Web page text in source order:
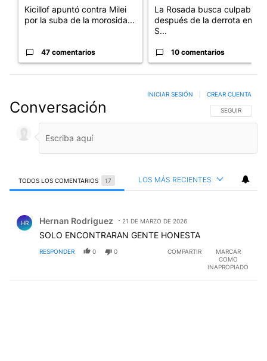
Kicillof apuntó contra Milei
por la suba de la morosida...
47 comentarios
La Rosada busca culpables
después de la derrota en el
S...
10 comentarios
Conversación SIGA ESTA
SEGUIR
INICIAR SESIÓN CREAR CUENTA
TODOS LOS COMENTARIOS 17 LOS MÁS RECIENTES
HR Hernan Rodriguez 21 DE MARZO DE 2026
SOLO ENCONTRARAN GENTE HONESTA
RESPONDER 0 0 COMPARTIR
MARCAR
COMO
INAPROPIADO